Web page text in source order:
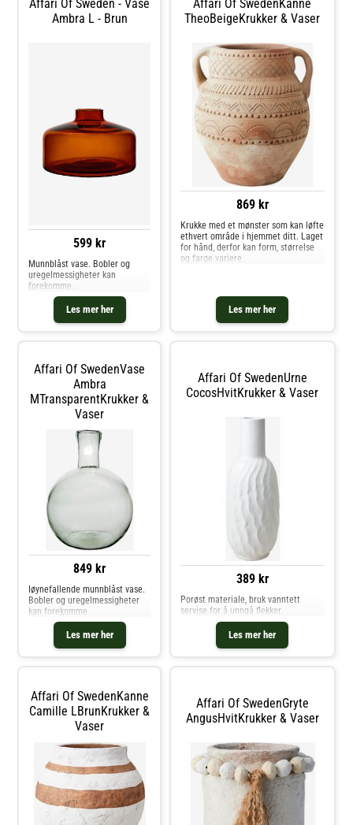
Affari Of Sweden - Vase
Ambra L - Brun
599 kr
Les mer her
Munnblåst vase. Bobler og
uregelmessigheter kan
forekomme.
Affari Of SwedenKanne
TheoBeigeKrukker & Vaser
869 kr
Les mer her
Krukke med et mønster som kan løfte
ethvert område i hjemmet ditt. Laget
for hånd, derfor kan form, størrelse
og farge variere.
Affari Of SwedenVase
Ambra
MTransparentKrukker &
Vaser
849 kr
Les mer her
Iøynefallende munnblåst vase.
Bobler og uregelmessigheter
kan forekomme.
Affari Of SwedenUrne
CocosHvitKrukker & Vaser
389 kr
Les mer her
Porøst materiale, bruk vanntett
servise for å unngå flekker.
Affari Of SwedenKanne
Camille LBrunKrukker &
Vaser
Affari Of SwedenGryte
AngusHvitKrukker & Vaser